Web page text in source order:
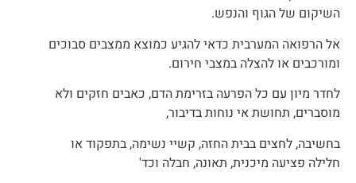
השיקום של הגוף והנפש.
אל הרפואה המערבית כדאי להגיע כמוצא ממצבים סבוכים
ומורכבים או להצלה במצבי חירום.
לחדר מיון עם כל הפרעה בזרימת הדם, כאבים חזקים ולא
מוסברים, תחושת אי נוחות בדיבור,
בחשיבה, לחצים בבית החזה, קשיי נשימה, בתפקוד או
חלילה פציעה מיכנית, תאונה, חבלה וכד'